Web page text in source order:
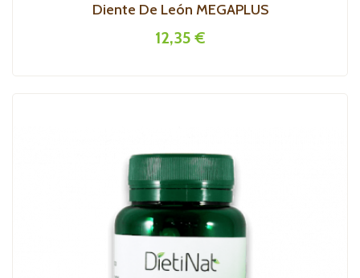
Diente De León MEGAPLUS
12,35 €